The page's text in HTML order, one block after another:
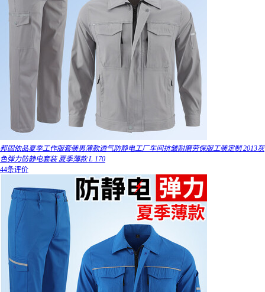
邦固依品夏季工作服套装男薄款透气防静电工厂车间抗皱耐磨劳保服工装定制 2013灰
色弹力防静电套装 夏季薄款 L 170
44条评价